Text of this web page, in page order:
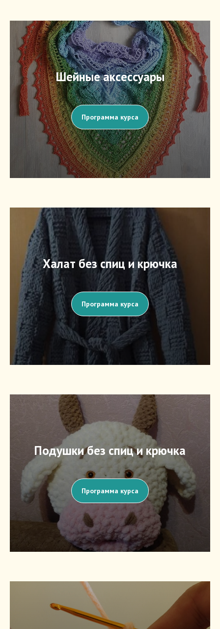
Шейные аксессуары
Программа курса
Халат без спиц и крючка
Программа курса
Подушки без спиц и крючка
Программа курса